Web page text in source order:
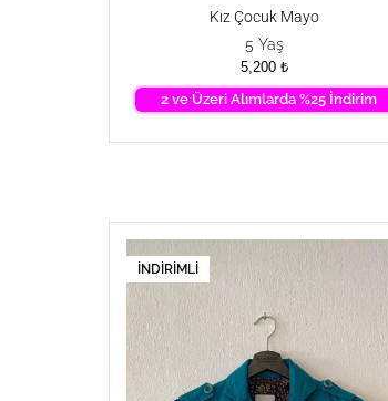
Kız Çocuk Mayo
5 Yaş
5,200₺
2 ve Üzeri Alımlarda %25 İndirim
İNDIRIMLI